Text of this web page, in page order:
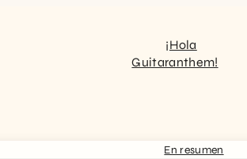
¡Hola
Guitaranthem!
En resumen